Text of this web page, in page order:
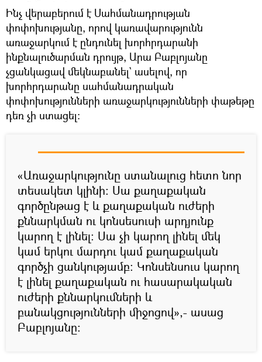
Ինչ վերաբերում է Սահմանադրության
փոփոխությանը, որով կառավարությունն
առաջարկում է ընդունել խորհրդարանի
ինքնալուծարման դրույթ, Արա Բաբլոյանը
չցանկացավ մեկնաբանել` ասելով, որ
խորհրդարանը սահմանադրական
փոփոխությունների առաջարկությունների փաթեթը
դեռ չի ստացել։
«Առաջարկությունը ստանալուց հետո նոր
տեսակետ կլինի։ Սա քաղաքական
գործընթաց է և քաղաքական ուժերի
քննարկման ու կոնսեսուսի արդյունք
կարող է լինել։ Սա չի կարող լինել մեկ
կամ երկու մարդու կամ քաղաքական
գործչի ցանկությամբ: Կոնսենսուս կարող
է լինել քաղաքական ու հասարակական
ուժերի քննարկումների և
բանակցությունների միջոցով»,- ասաց
Բաբլոյանը։